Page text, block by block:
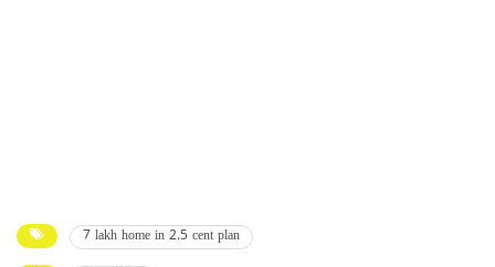
7 lakh home in 2.5 cent plan